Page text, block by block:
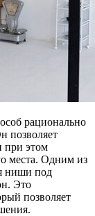
рационально
позволяет
при этом
места. Одним из
ниши под
Это
позволяет